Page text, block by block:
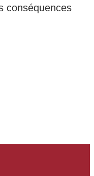
conséquences